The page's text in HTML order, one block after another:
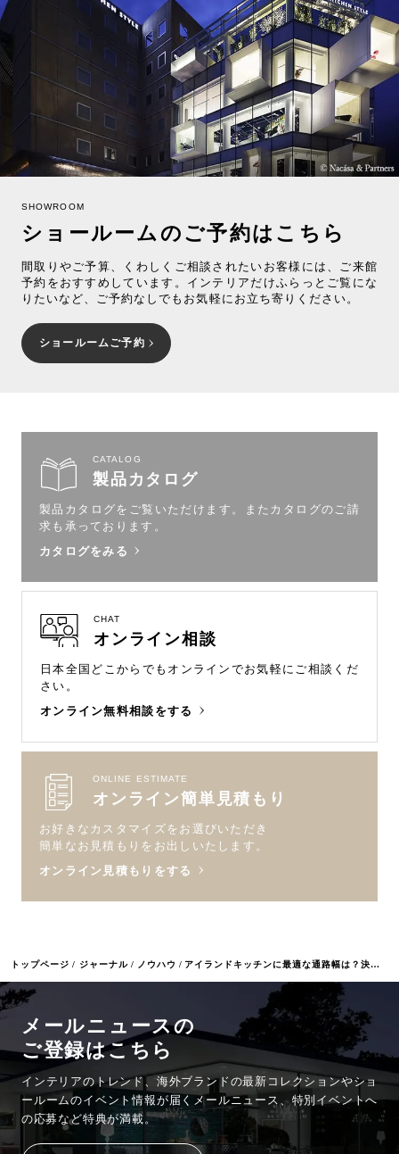
トップページ ジャーナル ノウハウ アイランドキッチンに最適な通路幅は？決める際の3つのポイントを解説
SHOWROOM
ショールームのご予約はこちら
間取りやご予算、くわしくご相談されたいお客様には、ご来館
予約をおすすめしています。インテリアだけふらっとご覧にな
りたいなど、ご予約なしでもお気軽にお立ち寄りください。
ショールームご予約
CATALOG
製品カタログ
製品カタログをご覧いただけます。
またカタログのご請
求も承っております。
カタログをみる
CHAT
オンライン相談
日本全国どこからでもオンラインでお気軽にご相談くだ
さい。
オンライン無料相談をする
ONLINE ESTIMATE
オンライン簡単見積もり
お好きなカスタマイズをお選びいただき
簡単なお見積もりをお出しいたします。
オンライン見積もりをする
メールニュースの
ご登録はこちら
インテリアのトレンド、海外ブランドの最新コレクションやショ
ールームのイベント情報が届くメールニュース、特別イベントへ
の応募など特典が満載。